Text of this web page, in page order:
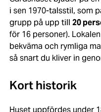
i sen 1970-talsstil, som
grupp på upp till 20
för 16 personer).
bekväma och rymliga
så snart du kliver in
Kort historik
Huset uppfördes under